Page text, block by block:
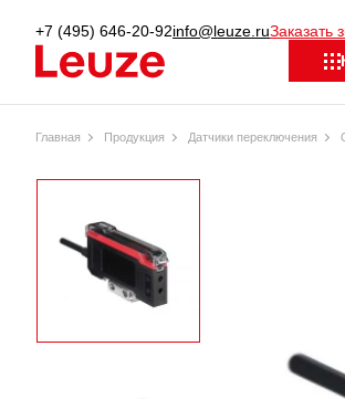
+7 (495) 646-20-92info@leuze.ruЗаказать
Главная Продукция Датчики переключения